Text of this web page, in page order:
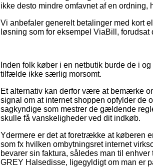
ikke desto mindre omfavnet af en
Vi anbefaler generelt betalinger med kort
løsning som for eksempel ViaBill,
Inden folk køber i en netbutik burde de i
tilfælde ikke særlig morsomt.
Et alternativ kan derfor være at bemærke
signal om at internet shoppen opfylder de
sagkyndige som mestrer de gældende
skulle få vanskeligheder ved dit indkøb.
Ydermere er det at foretrække at køberen
som fx hvilken ombytningsret internet
bevarer sin faktura, således man til
GREY Halsedisse, ligegyldigt om man er